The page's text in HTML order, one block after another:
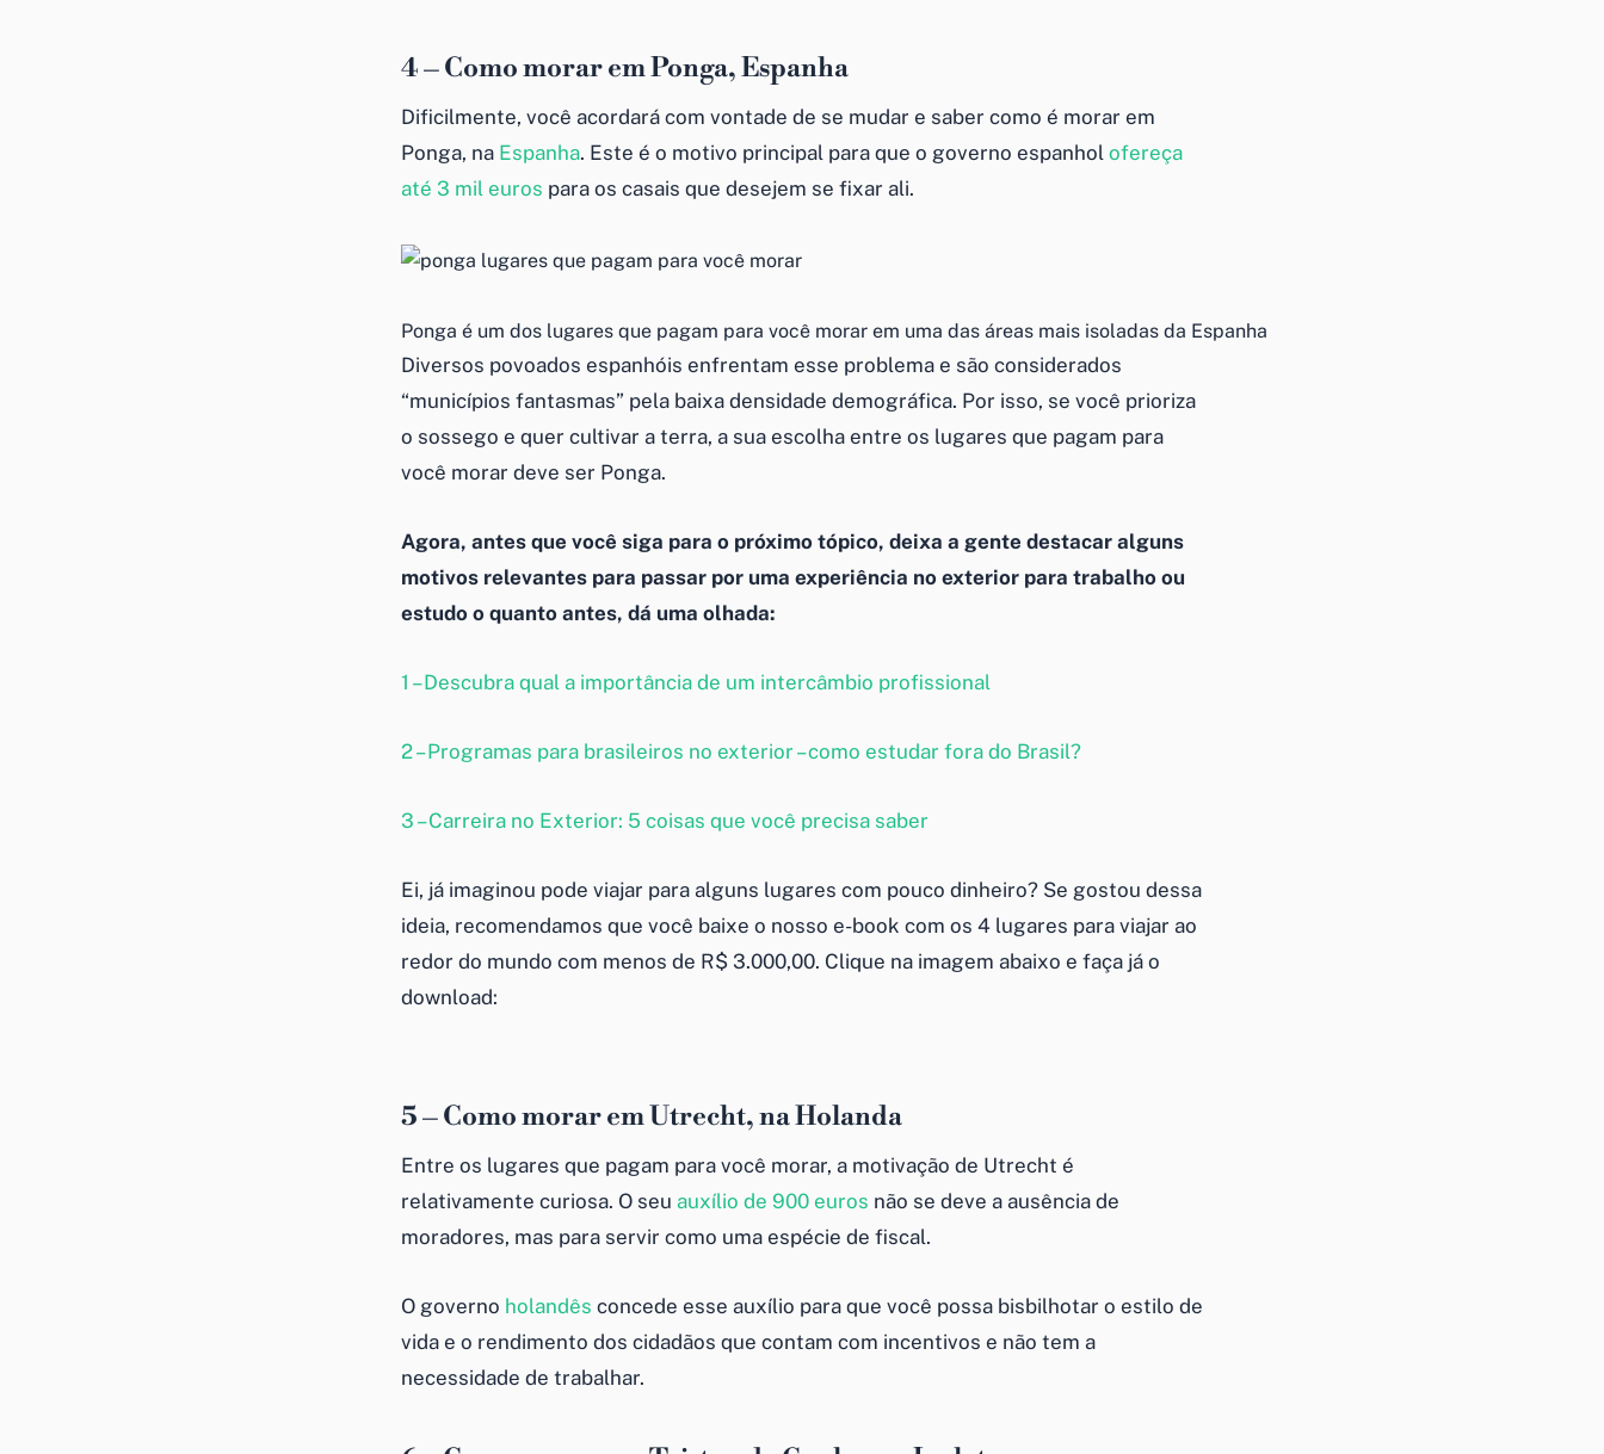
4 – Como morar em Ponga, Espanha
Dificilmente, você acordará com vontade de se mudar e saber como é morar em
Ponga, na Espanha. Este é o motivo principal para que o governo espanhol ofereça
até 3 mil euros para os casais que desejem se fixar ali.
Ponga é um dos lugares que pagam para você morar em uma das áreas mais isoladas da Espanha
Diversos povoados espanhóis enfrentam esse problema e são considerados
“municípios fantasmas” pela baixa densidade demográfica. Por isso, se você prioriza
o sossego e quer cultivar a terra, a sua escolha entre os lugares que pagam para
você morar deve ser Ponga.
Agora, antes que você siga para o próximo tópico, deixa a gente destacar alguns
motivos relevantes para passar por uma experiência no exterior para trabalho ou
estudo o quanto antes, dá uma olhada:
1 – Descubra qual a importância de um intercâmbio profissional
2 – Programas para brasileiros no exterior – como estudar fora do Brasil?
3 – Carreira no Exterior: 5 coisas que você precisa saber
Ei, já imaginou pode viajar para alguns lugares com pouco dinheiro? Se gostou dessa
ideia, recomendamos que você baixe o nosso e-book com os 4 lugares para viajar ao
redor do mundo com menos de R$ 3.000,00. Clique na imagem abaixo e faça já o
download:
5 – Como morar em Utrecht, na Holanda
Entre os lugares que pagam para você morar, a motivação de Utrecht é
relativamente curiosa. O seu auxílio de 900 euros não se deve a ausência de
moradores, mas para servir como uma espécie de fiscal.
O governo holandês concede esse auxílio para que você possa bisbilhotar o estilo de
vida e o rendimento dos cidadãos que contam com incentivos e não tem a
necessidade de trabalhar.